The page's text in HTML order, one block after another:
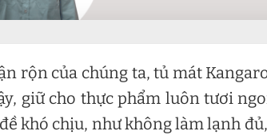
rộn của chúng ta, tủ mát
giữ cho thực phẩm luôn tươi
khó chịu, như không làm lạnh